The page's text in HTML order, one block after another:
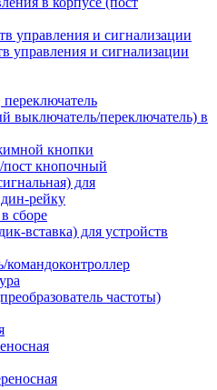
управления и сигнализации
управления и сигнализации
переключатель) в
кнопки
пост кнопочный
для
рейку
сборе
вставка) для устройств
частоты)